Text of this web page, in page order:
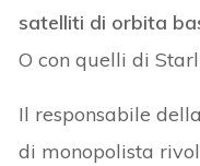
satelliti di orbita
O con quelli di
Il responsabile
di monopolista